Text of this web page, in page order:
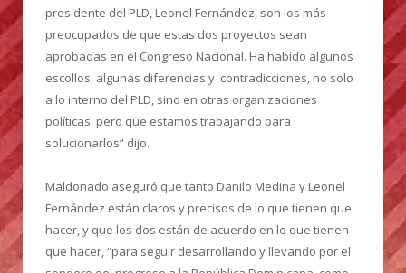
presidente del PLD, Leonel Fernández, son los más
preocupados de que estas dos proyectos sean
aprobadas en el Congreso Nacional. Ha habido algunos
escollos, algunas diferencias y contradicciones, no solo
a lo interno del PLD, sino en otras organizaciones
políticas, pero que estamos trabajando para
solucionarlos” dijo.
Maldonado aseguró que tanto Danilo Medina y Leonel
Fernández están claros y precisos de lo que tienen que
hacer, y que los dos están de acuerdo en lo que tienen
que hacer, “para seguir desarrollando y llevando por el